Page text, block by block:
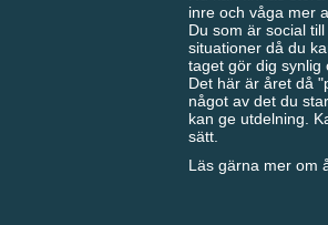
inre och våga mer
Du som är social
situationer då du
taget gör dig
Det här är året då
något av det du
kan ge utdelning.
sätt.
Läs gärna mer om